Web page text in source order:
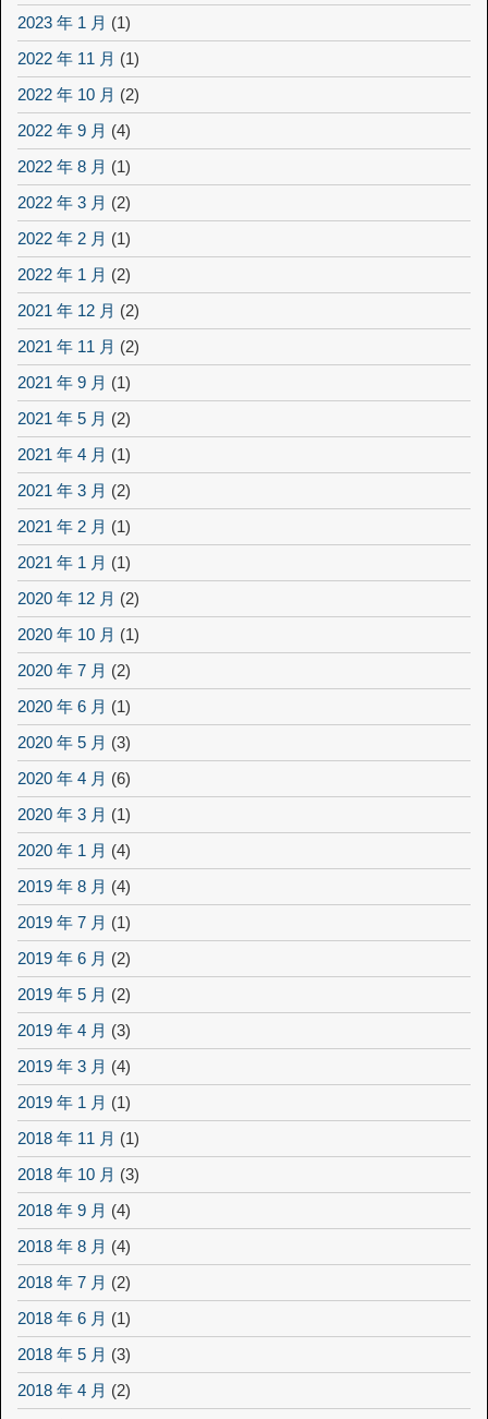
2023 年 1 月 (1)
2022 年 11 月 (1)
2022 年 10 月 (2)
2022 年 9 月 (4)
2022 年 8 月 (1)
2022 年 3 月 (2)
2022 年 2 月 (1)
2022 年 1 月 (2)
2021 年 12 月 (2)
2021 年 11 月 (2)
2021 年 9 月 (1)
2021 年 5 月 (2)
2021 年 4 月 (1)
2021 年 3 月 (2)
2021 年 2 月 (1)
2021 年 1 月 (1)
2020 年 12 月 (2)
2020 年 10 月 (1)
2020 年 7 月 (2)
2020 年 6 月 (1)
2020 年 5 月 (3)
2020 年 4 月 (6)
2020 年 3 月 (1)
2020 年 1 月 (4)
2019 年 8 月 (4)
2019 年 7 月 (1)
2019 年 6 月 (2)
2019 年 5 月 (2)
2019 年 4 月 (3)
2019 年 3 月 (4)
2019 年 1 月 (1)
2018 年 11 月 (1)
2018 年 10 月 (3)
2018 年 9 月 (4)
2018 年 8 月 (4)
2018 年 7 月 (2)
2018 年 6 月 (1)
2018 年 5 月 (3)
2018 年 4 月 (2)